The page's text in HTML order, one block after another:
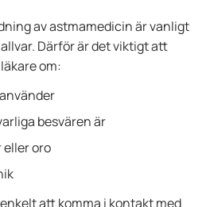
av astmamedicin är vanligt
Därför är det viktigt att
om:
besvären är
eller oro
att komma i kontakt med